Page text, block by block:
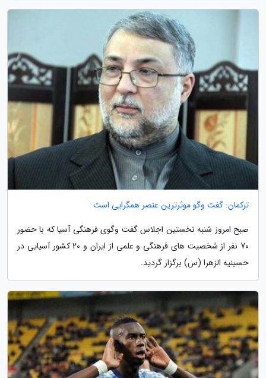
ترکمان: گفت وگو موثرترین عنصر همگرایی است
صبح امروز شنبه نخستین اجلاس گفت وگوی فرهنگی آسیا که با حضور
70 نفر از شخصیت های فرهنگی و علمی از ایران و 20 کشور آسیایی در
حسینیه الزهرا (س) برگزار گردید.